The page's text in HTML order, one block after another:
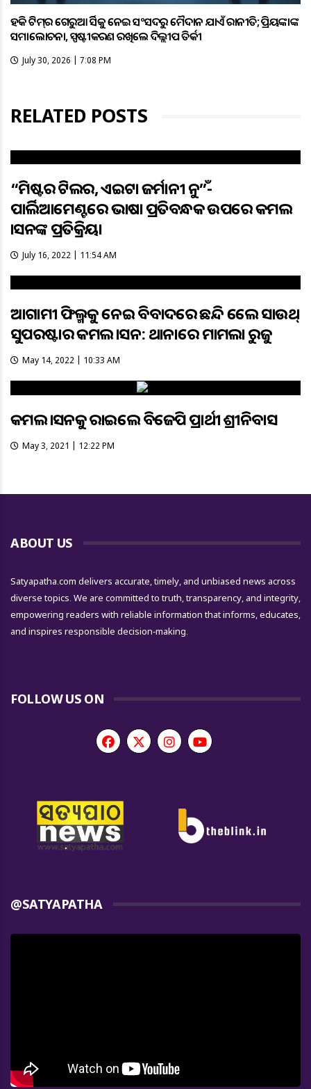
ହକି ଟିମ୍‌ର ଗେରୁଆ ଜର୍ସିକୁ ନେଇ ସଂସଦରୁ ମୈଦାନ ଯାଏଁ ରାଜନୀତି; ପ୍ରିୟଙ୍କାଙ୍କ
ସମାଲୋଚନା, ସ୍ପଷ୍ଟୀକରଣ ରଖିଲେ ଦିଲ୍ଲୀପ ତିର୍କୀ
July 30, 2026 | 7:08 PM
RELATED POSTS
“ମିଷ୍ଟର ହିଟଲର, ଏଇଟା ଜର୍ମାନୀ ନୁହଁ”-
ପାର୍ଲିଆମେଣ୍ଟରେ ଭାଷା ପ୍ରତିବନ୍ଧକ ଉପରେ କମଲ
ହାସନଙ୍କ ପ୍ରତିକ୍ରିୟା
July 16, 2022 | 11:54 AM
ଆଗାମୀ ଫିଲ୍ମକୁ ନେଇ ବିବାଦରେ ଛନ୍ଦି ହେଲେ ସାଉଥ୍
ସୁପରଷ୍ଟାର କମଲ ହାସନ: ଥାନାରେ ମାମଲା ରୁଜୁ
May 14, 2022 | 10:33 AM
କମଲ ହାସନକୁ ହରାଇଲେ ବିଜେପି ପ୍ରାର୍ଥୀ ଶ୍ରୀନିବାସ
May 3, 2021 | 12:22 PM
ABOUT US
Satyapatha.com delivers accurate, timely, and unbiased news across
diverse topics. We are committed to truth, transparency, and integrity,
empowering readers with reliable information that informs, educates,
and inspires responsible decision-making.
FOLLOW US ON
@SATYAPATHA